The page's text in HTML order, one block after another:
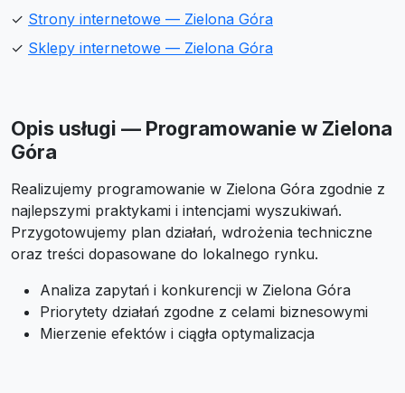
✓ Strony internetowe — Zielona Góra
✓ Sklepy internetowe — Zielona Góra
Opis usługi — Programowanie w Zielona
Góra
Realizujemy programowanie w Zielona Góra zgodnie z
najlepszymi praktykami i intencjami wyszukiwań.
Przygotowujemy plan działań, wdrożenia techniczne
oraz treści dopasowane do lokalnego rynku.
Analiza zapytań i konkurencji w Zielona Góra
Priorytety działań zgodne z celami biznesowymi
Mierzenie efektów i ciągła optymalizacja